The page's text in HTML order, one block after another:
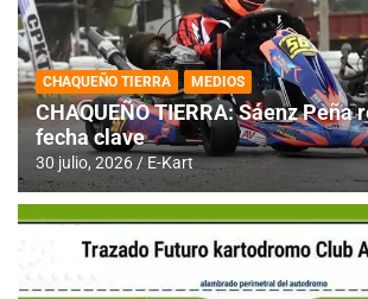
CHAQUEÑO TIERRA MEDIOS
CHAQUEÑO TIERRA: Sáenz Peña
fecha clave
30 julio, 2026 E-Kart